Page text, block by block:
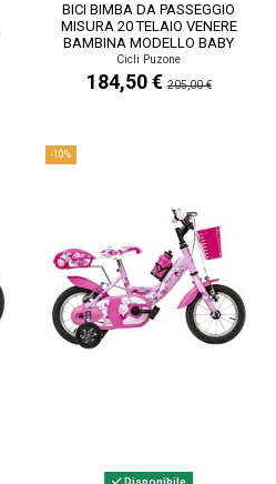
BICI BIMBA DA PASSEGGIO
MISURA 20 TELAIO VENERE
BAMBINA MODELLO BABY
BUNNY BB20SCSL 1V...
Cicli Puzone
184,50 €205,00 €
-10%
Disponibile